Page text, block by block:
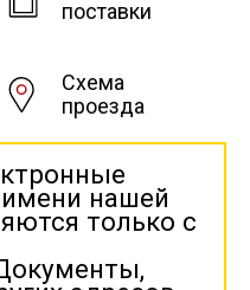
поставки
Схема
проезда
нашей
только с